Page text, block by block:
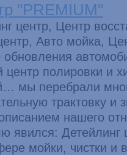
"PREMIUM"
центр, Центр
Авто мойка,
полировки и
мы перебрали
трактовку и
нашего
явился: Детейлинг
мойки, чистки и